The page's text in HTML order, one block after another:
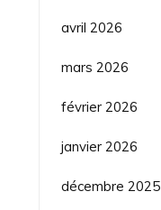
avril 2026
mars 2026
février 2026
janvier 2026
décembre 2025